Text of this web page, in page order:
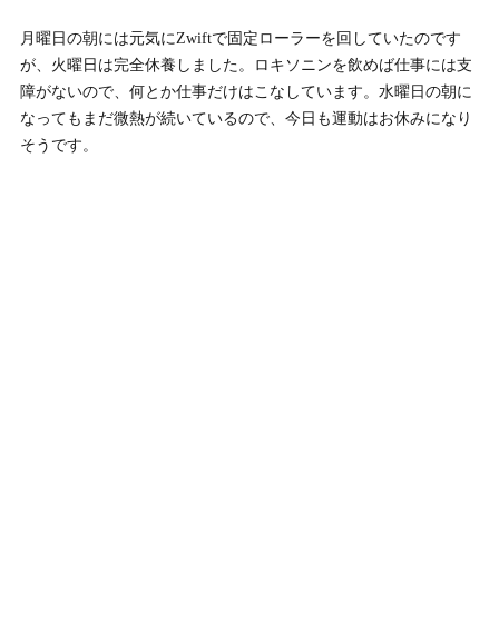
月曜日の朝には元気にZwiftで固定ローラーを回していたのです
が、火曜日は完全休養しました。ロキソニンを飲めば仕事には支
障がないので、何とか仕事だけはこなしています。水曜日の朝に
なってもまだ微熱が続いているので、今日も運動はお休みになり
そうです。